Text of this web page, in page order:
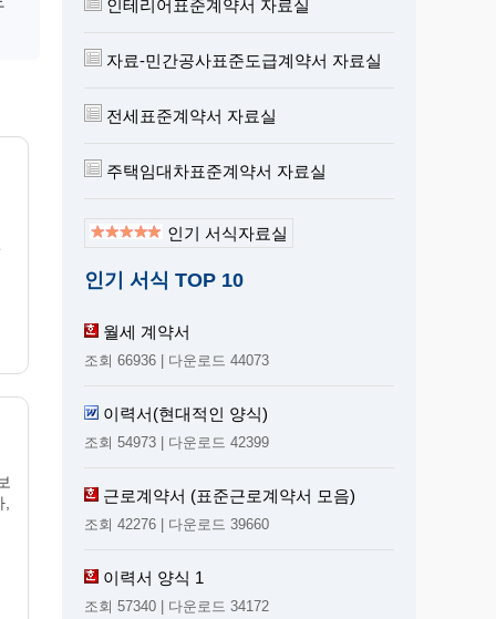
인테리어표준계약서 자료실
자료-민간공사표준도급계약서 자료실
전세표준계약서 자료실
주택임대차표준계약서 자료실
인기 서식자료실
인기 서식 TOP 10
월세 계약서
조회 66936 | 다운로드 44073
이력서(현대적인 양식)
조회 54973 | 다운로드 42399
근로계약서 (표준근로계약서 모음)
조회 42276 | 다운로드 39660
이력서 양식 1
조회 57340 | 다운로드 34172